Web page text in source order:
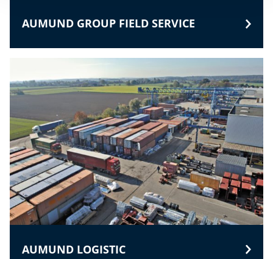
AUMUND GROUP FIELD SERVICE
AUMUND LOGISTIC